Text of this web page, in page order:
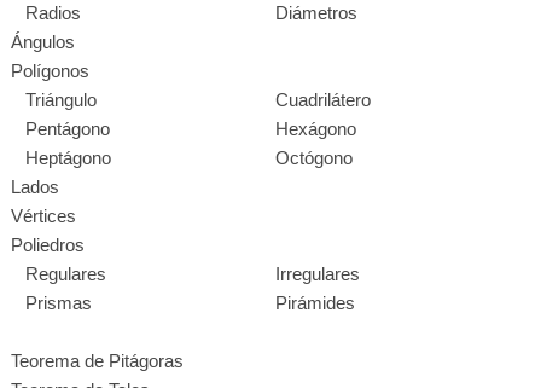
Radios
Diámetros
Ángulos
Polígonos
Triángulo
Cuadrilátero
Pentágono
Hexágono
Heptágono
Octógono
Lados
Vértices
Poliedros
Regulares
Irregulares
Prismas
Pirámides
Teorema de Pitágoras